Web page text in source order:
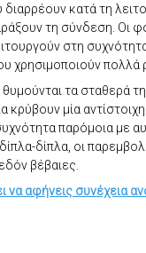
κατά τη
τη σύνδεση. Οι
στη
χρησιμοποιούν πολλά
τα σταθερά
μία αντίστοιχη
παρόμοια με
δίπλα, οι
βέβαιες.
να αφήνεις συνέχεια